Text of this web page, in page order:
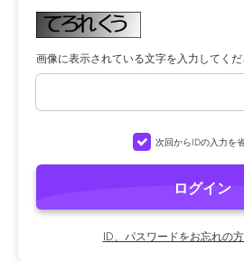
画像に表示されている文字を入力してく
次回からIDの入力を
ログイン
ID、パスワードをお忘れの